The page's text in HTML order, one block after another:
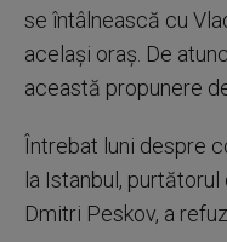
se întâlnească cu
acelaşi oraş. De
această propunere
Întrebat luni despre
la Istanbul,
Dmitri Peskov, a